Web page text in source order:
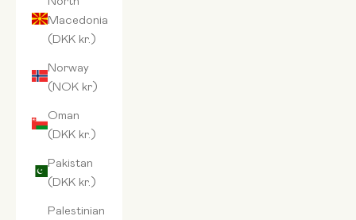
Macedonia
(DKK kr.)
Norway
(NOK kr)
Oman
(DKK kr.)
Pakistan
(DKK kr.)
Palestinian